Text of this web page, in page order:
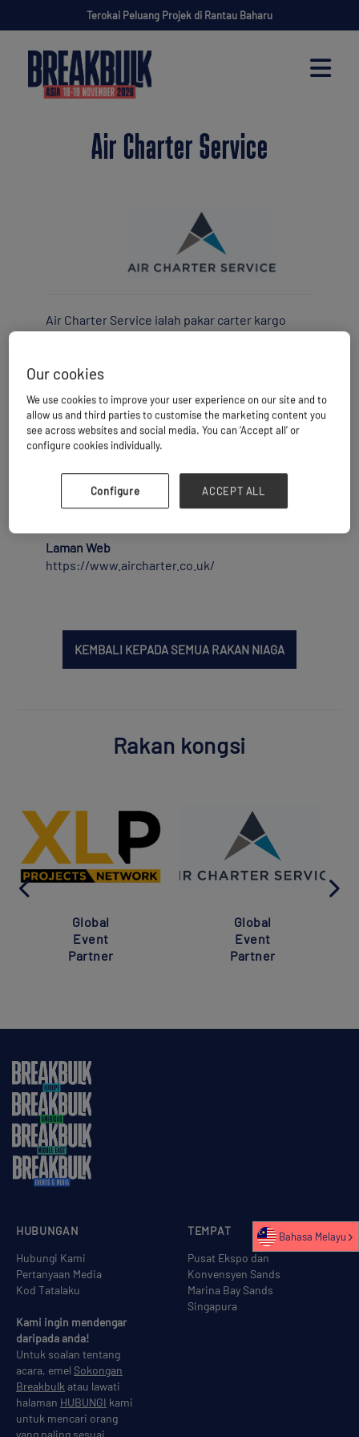
Terokai Peluang Projek di Rantau Baharu
Air Charter Service
Air Charter Service ialah pakar carter kargo
utama. Dengan sejarah yang membanggakan
30,000 penerbangan carter setahun, dengan
pendapatan melebihi $1 bilion selama empat
tahun terakhir, dan merupakan peneraju dunia
Broker Cargo Charter Terbaik Tahun Ini oleh
pembaca Air Cargo Week selama 12 tahun
berturut-turut.
Laman Web
https://www.aircharter.co.uk/
KEMBALI KEPADA SEMUA RAKAN NIAGA
Rakan kongsi
Global
Event
Partner
Global
Event
Partner
TEMPAT
Pusat Ekspo dan
Konvensyen Sands
Marina Bay Sands
Singapura
HUBUNGAN
Hubungi Kami
Pertanyaan Media
Kod Tatalaku
Kami ingin mendengar
daripada anda!
Untuk soalan tentang
acara, emel Sokongan
Breakbulk atau lawati
halaman HUBUNGI kami
untuk mencari orang
yang paling sesuai
Bahasa Melayu
Our cookies
We use cookies to improve your user experience on our site and to
allow us and third parties to customise the marketing content you
see across websites and social media. You can ‘Accept all’ or
configure cookies individually.
Configure ACCEPT ALL